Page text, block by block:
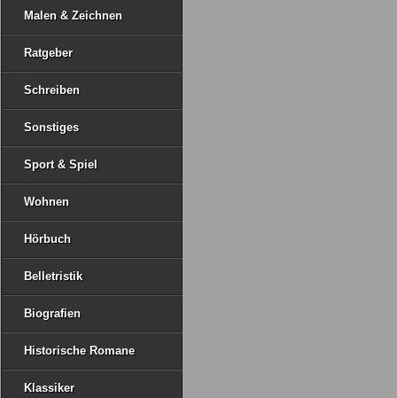
Malen & Zeichnen
Ratgeber
Schreiben
Sonstiges
Sport & Spiel
Wohnen
Hörbuch
Belletristik
Biografien
Historische Romane
Klassiker